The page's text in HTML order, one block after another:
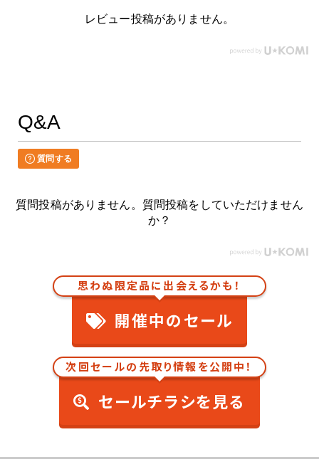
レビュー投稿がありません。
Q&A
質問する
質問投稿がありません。質問投稿をしていただけません
か？
思わぬ限定品に出会えるかも！
開催中のセール
次回セールの先取り情報を公開中！
セールチラシを見る